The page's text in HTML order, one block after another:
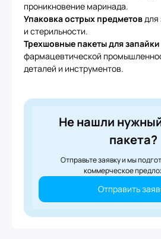
проникновение маринада.
Упаковка острых предметовдля
и стерильности.
Трехшовные пакеты для запайки
фармацевтической
деталей и инструментов.
Не нашли
пакета?
Отправьте заявку и мы
коммерческое
Отправить